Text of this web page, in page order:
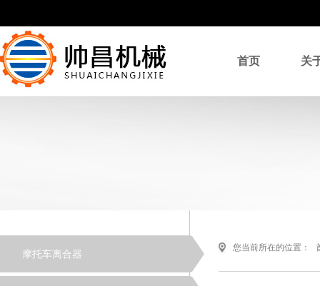
首页 关
摩托车离合器
您当前所在的位置：